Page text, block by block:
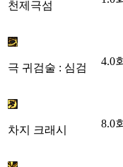
천제극섬
극 귀검술 : 심검
4.0회
차지 크래시
8.0회